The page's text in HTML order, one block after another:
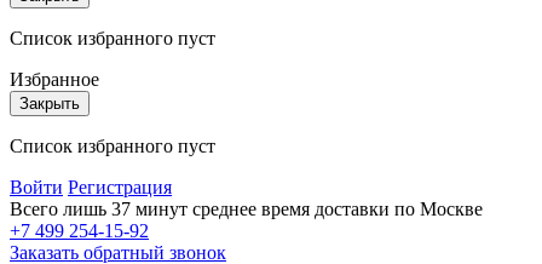
Список избранного пуст
Избранное
Закрыть
Список избранного пуст
Войти Регистрация
Всего лишь 37 минут среднее время доставки по Москве
+7 499 254-15-92
Заказать обратный звонок